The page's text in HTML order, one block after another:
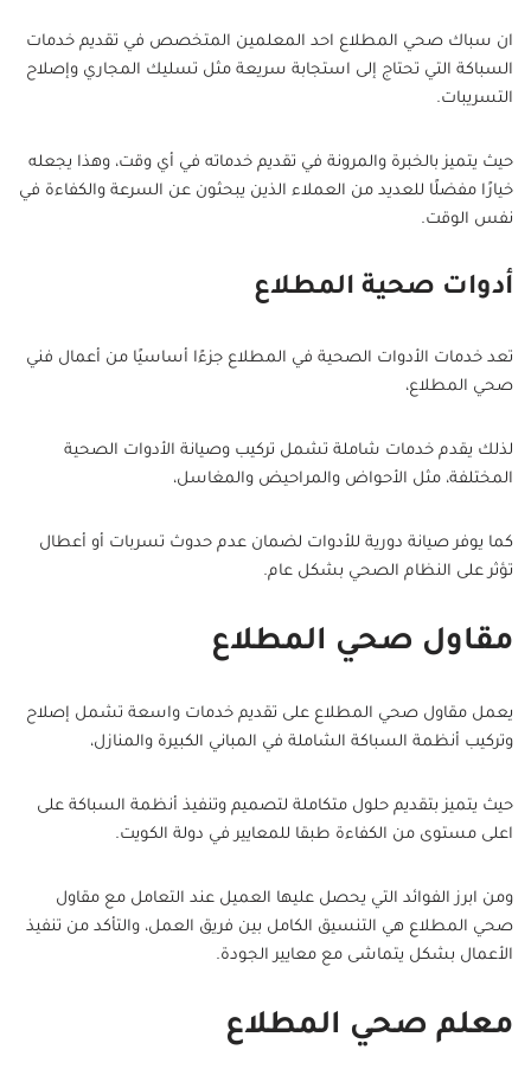
ان سباك صحي المطلاع احد المعلمين المتخصص في تقديم خدمات
السباكة التي تحتاج إلى استجابة سريعة مثل تسليك المجاري وإصلاح
التسريبات.
حيث يتميز بالخبرة والمرونة في تقديم خدماته في أي وقت، وهذا يجعله
خيارًا مفضلًا للعديد من العملاء الذين يبحثون عن السرعة والكفاءة في
نفس الوقت.
أدوات صحية المطلاع
تعد خدمات الأدوات الصحية في المطلاع جزءًا أساسيًا من أعمال فني
صحي المطلاع،
لذلك يقدم خدمات شاملة تشمل تركيب وصيانة الأدوات الصحية
المختلفة، مثل الأحواض والمراحيض والمغاسل،
كما يوفر صيانة دورية للأدوات لضمان عدم حدوث تسربات أو أعطال
تؤثر على النظام الصحي بشكل عام.
مقاول صحي المطلاع
يعمل مقاول صحي المطلاع على تقديم خدمات واسعة تشمل إصلاح
وتركيب أنظمة السباكة الشاملة في المباني الكبيرة والمنازل،
حيث يتميز بتقديم حلول متكاملة لتصميم وتنفيذ أنظمة السباكة على
اعلى مستوى من الكفاءة طبقا للمعايير في دولة الكويت.
ومن ابرز الفوائد التي يحصل عليها العميل عند التعامل مع مقاول
صحي المطلاع هي التنسيق الكامل بين فريق العمل، والتأكد من تنفيذ
الأعمال بشكل يتماشى مع معايير الجودة.
معلم صحي المطلاع